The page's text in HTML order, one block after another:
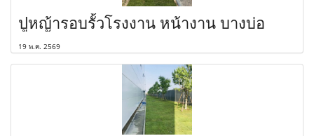
ปูหญ้ารอบรั้วโรงงาน หน้างาน บางบ่อ
19 พ.ค. 2569